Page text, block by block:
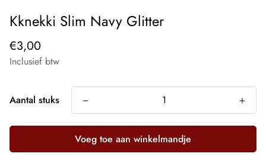
Kknekki Slim Navy Glitter
€3,00
Inclusief btw
Aantal stuks
Voeg toe aan winkelmandje